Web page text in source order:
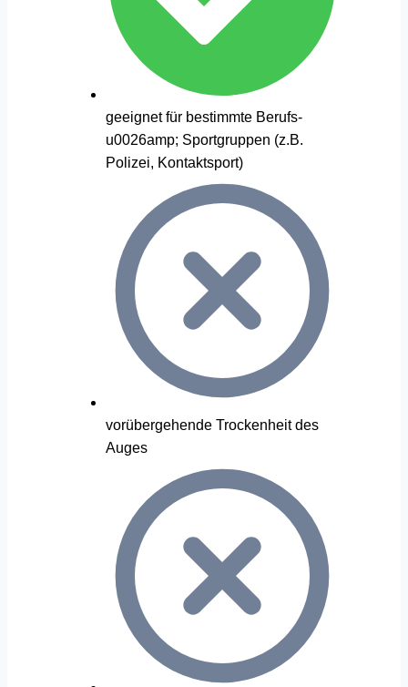
geeignet für bestimmte Berufs-
u0026amp; Sportgruppen (z.B.
Polizei, Kontaktsport)
vorübergehende Trockenheit des
Auges